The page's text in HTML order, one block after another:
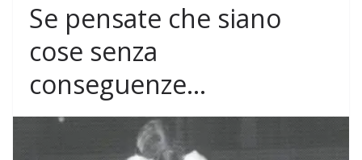
Se pensate che siano
cose senza
conseguenze…